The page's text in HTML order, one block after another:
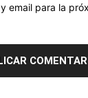
email para la